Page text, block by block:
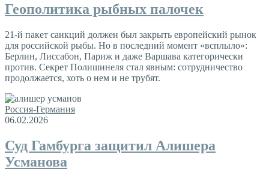
Геополитика рыбных палочек
21-й пакет санкций должен был закрыть европейский рынок
для российской рыбы. Но в последний момент «всплыло»:
Берлин, Лиссабон, Париж и даже Варшава категорически
против. Секрет Полишинеля стал явным: сотрудничество
продолжается, хоть о нем и не трубят.
Россия-Германия
06.02.2026
Суд Гамбурга защитил Алишера
Усманова